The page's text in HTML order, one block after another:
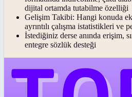
dijital ortamda tutabilme özelliği
Gelişim Takibi: Hangi konuda
ayrıntılı çalışma istatistikleri ve
İstediğiniz derse anında erişim,
entegre sözlük desteği